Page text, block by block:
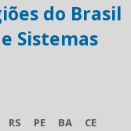
do Brasil
Sistemas
RS PE BA
CE